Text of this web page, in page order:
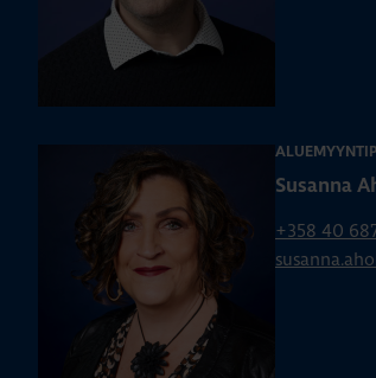
Susanna
+358 40